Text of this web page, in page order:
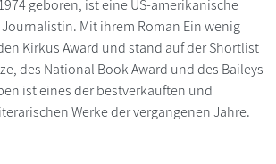
geboren, ist eine US-amerikanische
Mit ihrem Roman Ein wenig
Kirkus Award und stand auf der Shortlist
des National Book Award und des Baileys
ist eines der bestverkauften und
Werke der vergangenen Jahre.